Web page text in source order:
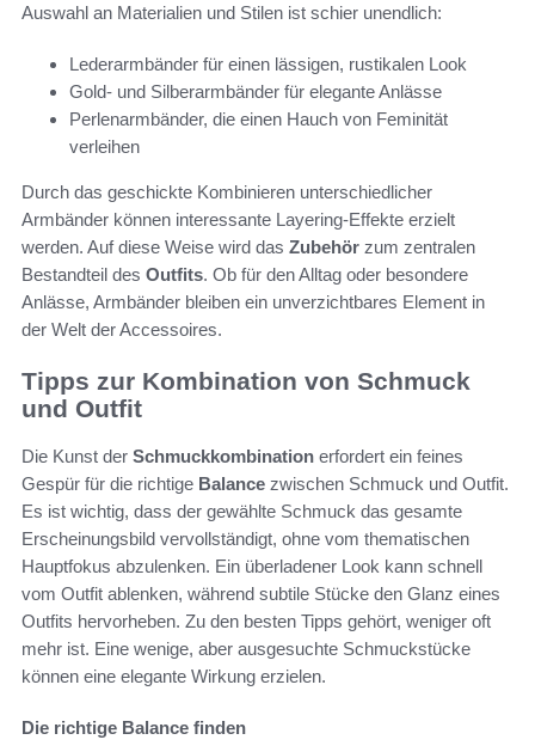
Auswahl an Materialien und Stilen ist schier unendlich:
Lederarmbänder für einen lässigen, rustikalen Look
Gold- und Silberarmbänder für elegante Anlässe
Perlenarmbänder, die einen Hauch von Feminität
verleihen
Durch das geschickte Kombinieren unterschiedlicher
Armbänder können interessante Layering-Effekte erzielt
werden. Auf diese Weise wird das Zubehör zum zentralen
Bestandteil des Outfits. Ob für den Alltag oder besondere
Anlässe, Armbänder bleiben ein unverzichtbares Element in
der Welt der Accessoires.
Tipps zur Kombination von Schmuck
und Outfit
Die Kunst der Schmuckkombination erfordert ein feines
Gespür für die richtige Balance zwischen Schmuck und Outfit.
Es ist wichtig, dass der gewählte Schmuck das gesamte
Erscheinungsbild vervollständigt, ohne vom thematischen
Hauptfokus abzulenken. Ein überladener Look kann schnell
vom Outfit ablenken, während subtile Stücke den Glanz eines
Outfits hervorheben. Zu den besten Tipps gehört, weniger oft
mehr ist. Eine wenige, aber ausgesuchte Schmuckstücke
können eine elegante Wirkung erzielen.
Die richtige Balance finden